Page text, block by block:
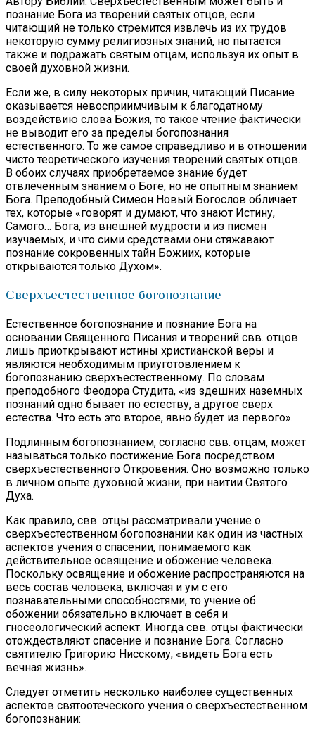
познание Бога из творений святых отцов, если
читающий не только стремится извлечь из их трудов
некоторую сумму религиозных знаний, но пытается
также и подражать святым отцам, используя их опыт в
своей духовной жизни.
Если же, в силу некоторых причин, читающий Писание
оказывается невосприимчивым к благодатному
воздействию слова Божия, то такое чтение фактически
не выводит его за пределы богопознания
естественного. То же самое справедливо и в отношении
чисто теоретического изучения творений святых отцов.
В обоих случаях приобретаемое знание будет
отвлеченным знанием о Боге, но не опытным знанием
Бога. Преподобный Симеон Новый Богослов обличает
тех, которые «говорят и думают, что знают Истину,
Самого… Бога, из внешней мудрости и из писмен
изучаемых, и что сими средствами они стяжавают
познание сокровенных тайн Божиих, которые
открываются только Духом».
Сверхъестественное богопознание
Естественное богопознание и познание Бога на
основании Священного Писания и творений свв. отцов
лишь приоткрывают истины христианской веры и
являются необходимым приуготовлением к
богопознанию сверхъестественному. По словам
преподобного Феодора Студита, «из здешних наземных
познаний одно бывает по естеству, а другое сверх
естества. Что есть это второе, явно будет из первого».
Подлинным богопознанием, согласно свв. отцам, может
называться только постижение Бога посредством
сверхъестественного Откровения. Оно возможно только
в личном опыте духовной жизни, при наитии Святого
Духа.
Как правило, свв. отцы рассматривали учение о
сверхъестественном богопознании как один из частных
аспектов учения о спасении, понимаемого как
действительное освящение и обожение человека.
Поскольку освящение и обожение распространяются на
весь состав человека, включая и ум с его
познавательными способностями, то учение об
обожении обязательно включает в себя и
гносеологический аспект. Иногда свв. отцы фактически
отождествляют спасение и познание Бога. Согласно
святителю Григорию Нисскому, «видеть Бога есть
вечная жизнь».
Следует отметить несколько наиболее существенных
аспектов святоотеческого учения о сверхъестественном
богопознании: